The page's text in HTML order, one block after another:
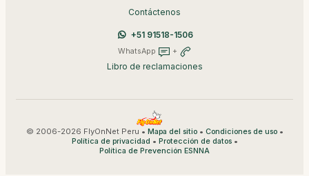
Contáctenos
+51 91518-1506
WhatsApp +
Libro de reclamaciones
© 2006-2026 FlyOnNet Peru • Mapa del sitio• Condiciones de uso•
Política de privacidad • Protección de datos•
Política de Prevención ESNNA